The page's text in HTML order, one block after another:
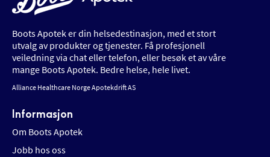
Boots Apotek er din helsedestinasjon, med et stort
utvalg av produkter og tjenester. Få profesjonell
veiledning via chat eller telefon, eller besøk et av våre
mange Boots Apotek. Bedre helse, hele livet.
Alliance Healthcare Norge Apotekdrift AS
Informasjon
Om Boots Apotek
Jobb hos oss